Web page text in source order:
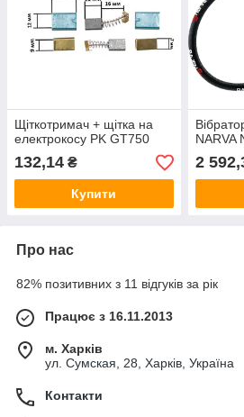
Щіткотримач + щітка на
електрокосу PK GT750
132,14 ₴
Купити
NARVA
2
Про нас
82% позитивних з 11 відгуків за рік
Працює з 16.11.2013
м. Харків
ул. Сумская, 28, Харків, Україна
Контакти